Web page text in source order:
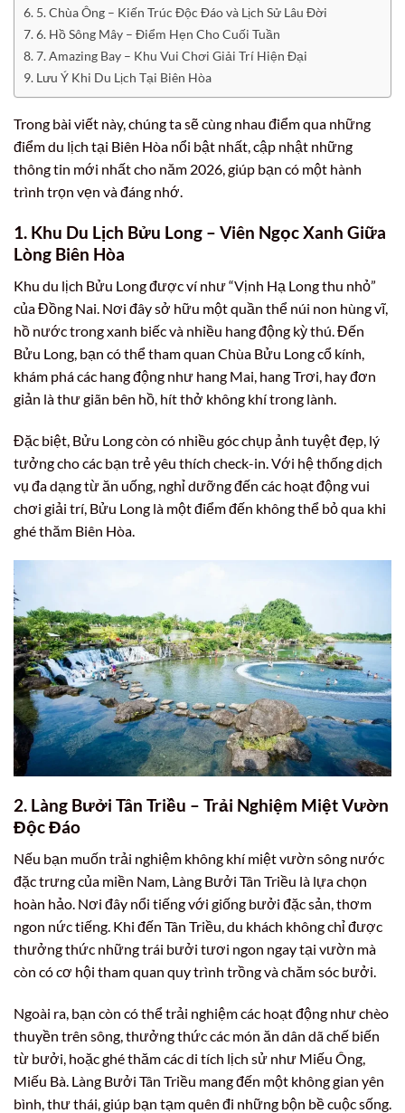
5. Chùa Ông – Kiến Trúc Độc Đáo và Lịch Sử Lâu Đời
6. Hồ Sông Mây – Điểm Hẹn Cho Cuối Tuần
7. Amazing Bay – Khu Vui Chơi Giải Trí Hiện Đại
Lưu Ý Khi Du Lịch Tại Biên Hòa
Trong bài viết này, chúng ta sẽ cùng nhau điểm qua những
điểm du lịch tại Biên Hòa nổi bật nhất, cập nhật những
thông tin mới nhất cho năm 2026, giúp bạn có một hành
trình trọn vẹn và đáng nhớ.
1. Khu Du Lịch Bửu Long – Viên Ngọc Xanh Giữa
Lòng Biên Hòa
Khu du lịch Bửu Long được ví như “Vịnh Hạ Long thu nhỏ”
của Đồng Nai. Nơi đây sở hữu một quần thể núi non hùng vĩ,
hồ nước trong xanh biếc và nhiều hang động kỳ thú. Đến
Bửu Long, bạn có thể tham quan Chùa Bửu Long cổ kính,
khám phá các hang động như hang Mai, hang Trơi, hay đơn
giản là thư giãn bên hồ, hít thở không khí trong lành.
Đặc biệt, Bửu Long còn có nhiều góc chụp ảnh tuyệt đẹp, lý
tưởng cho các bạn trẻ yêu thích check-in. Với hệ thống dịch
vụ đa dạng từ ăn uống, nghỉ dưỡng đến các hoạt động vui
chơi giải trí, Bửu Long là một điểm đến không thể bỏ qua khi
ghé thăm Biên Hòa.
2. Làng Bưởi Tân Triều – Trải Nghiệm Miệt Vườn
Độc Đáo
Nếu bạn muốn trải nghiệm không khí miệt vườn sông nước
đặc trưng của miền Nam, Làng Bưởi Tân Triều là lựa chọn
hoàn hảo. Nơi đây nổi tiếng với giống bưởi đặc sản, thơm
ngon nức tiếng. Khi đến Tân Triều, du khách không chỉ được
thưởng thức những trái bưởi tươi ngon ngay tại vườn mà
còn có cơ hội tham quan quy trình trồng và chăm sóc bưởi.
Ngoài ra, bạn còn có thể trải nghiệm các hoạt động như chèo
thuyền trên sông, thưởng thức các món ăn dân dã chế biến
từ bưởi, hoặc ghé thăm các di tích lịch sử như Miếu Ông,
Miếu Bà. Làng Bưởi Tân Triều mang đến một không gian yên
bình, thư thái, giúp bạn tạm quên đi những bộn bề cuộc sống.